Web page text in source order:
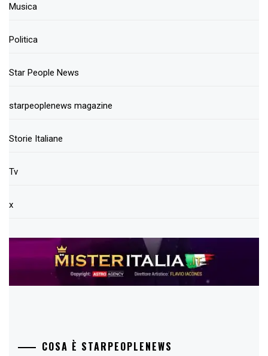
Musica
Politica
Star People News
starpeoplenews magazine
Storie Italiane
Tv
x
COSA È STARPEOPLENEWS